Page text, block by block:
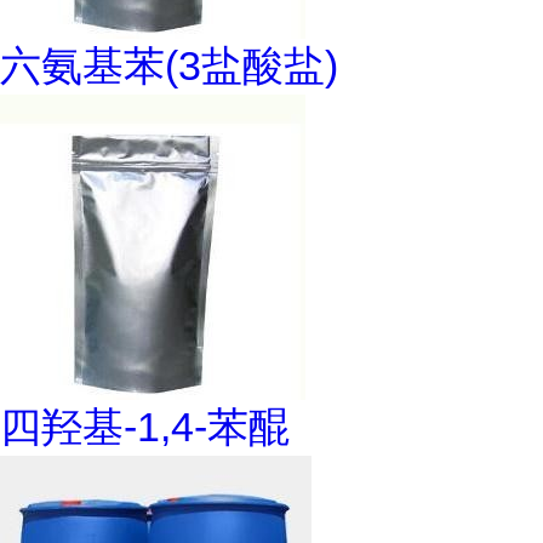
六氨基苯(3盐酸盐)
四羟基-1,4-苯醌